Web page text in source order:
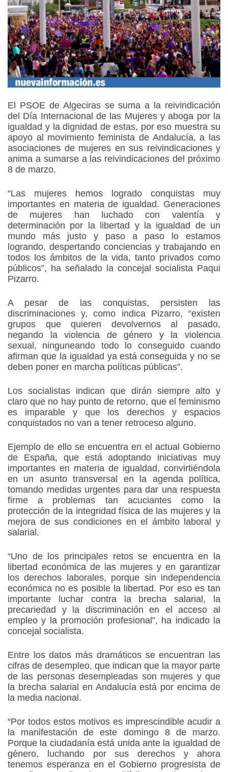
El PSOE de Algeciras se suma a la reivindicación
del Día Internacional de las Mujeres y aboga por la
igualdad y la dignidad de estas, por eso muestra su
apoyo al movimiento feminista de Andalucía, a las
asociaciones de mujeres en sus reivindicaciones y
anima a sumarse a las reivindicaciones del próximo
8 de marzo.
“Las mujeres hemos logrado conquistas muy
importantes en materia de igualdad. Generaciones
de mujeres han luchado con valentía y
determinación por la libertad y la igualdad de un
mundo más justo y paso a paso lo estamos
logrando, despertando conciencias y trabajando en
todos los ámbitos de la vida, tanto privados como
públicos”, ha señalado la concejal socialista Paqui
Pizarro.
A pesar de las conquistas, persisten las
discriminaciones y, como indica Pizarro, “existen
grupos que quieren devolvernos al pasado,
negando la violencia de género y la violencia
sexual, ninguneando todo lo conseguido cuando
afirman que la igualdad ya está conseguida y no se
deben poner en marcha políticas públicas”.
Los socialistas indican que dirán siempre alto y
claro que no hay punto de retorno, que el feminismo
es imparable y que los derechos y espacios
conquistados no van a tener retroceso alguno.
Ejemplo de ello se encuentra en el actual Gobierno
de España, que está adoptando iniciativas muy
importantes en materia de igualdad, convirtiéndola
en un asunto transversal en la agenda política,
tomando medidas urgentes para dar una respuesta
firme a problemas tan acuciantes como la
protección de la integridad física de las mujeres y la
mejora de sus condiciones en el ámbito laboral y
salarial.
“Uno de los principales retos se encuentra en la
libertad económica de las mujeres y en garantizar
los derechos laborales, porque sin independencia
económica no es posible la libertad. Por eso es tan
importante luchar contra la brecha salarial, la
precariedad y la discriminación en el acceso al
empleo y la promoción profesional”, ha indicado la
concejal socialista.
Entre los datos más dramáticos se encuentran las
cifras de desempleo, que indican que la mayor parte
de las personas desempleadas son mujeres y que
la brecha salarial en Andalucía está por encima de
la media nacional.
“Por todos estos motivos es imprescindible acudir a
la manifestación de este domingo 8 de marzo.
Porque la ciudadanía está unida ante la igualdad de
género, luchando por sus derechos y ahora
tenemos esperanza en el Gobierno progresista de